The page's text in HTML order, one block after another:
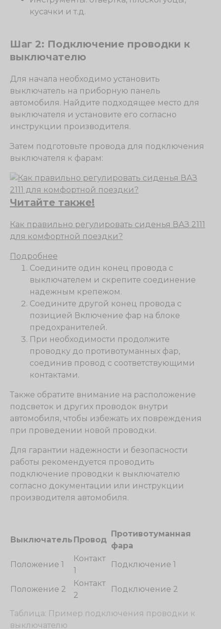
кусачки и т.д.
Шаг 2: Подключение проводки к
выключателю
Для начала необходимо установить
выключатель на приборную панель
автомобиля. Найдите подходящее место для
выключателя и установите его согласно
инструкции производителя.
Затем подготовьте провода для подключения
выключателя к фарам:
Читайте также!
Как правильно регулировать сиденья ВАЗ 2111
для комфортной поездки?
Подробнее
Соедините один конец провода с
выключателем и скрепите соединение
надежным крепежом.
Соедините другой конец провода с
позицией Включение фар на блоке
предохранителей.
При необходимости продолжите
проводку до противотуманных фар,
соединив провод с соответствующими
контактами.
Также обратите внимание на расположение
подсветок и других проводок внутри
автомобиля, чтобы избежать их повреждения
при проведении новой проводки.
Для гарантии надежности и безопасности
работы рекомендуется проводить
подключение проводки к выключателю
согласно документации или инструкции
производителя автомобиля.
Таблица: Пример подключения проводки к
выключателю
Выключатель Провод
Противотуманная
фара
Положение 1
Контакт
1
Подключение 1
Положение 2
Контакт
2
Подключение 2